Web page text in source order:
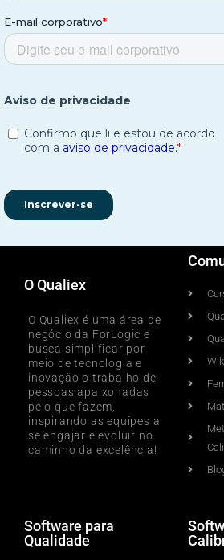
O Qualiex
O Qualiex é uma área de
negócio da ForLogic e
busca simplificar por
meio de tecnologia e
inovação o trabalho de
pessoas apaixonadas
pelo que fazem,
inspirando as equipes a
se engajar e evoluir no
caminho da excelência!
Software para
Qualidade